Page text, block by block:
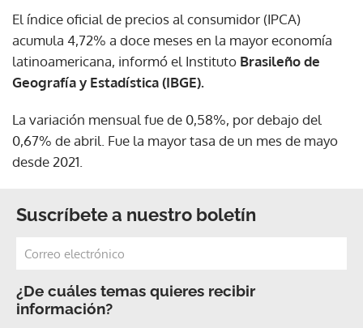
El índice oficial de precios al consumidor (IPCA)
acumula 4,72% a doce meses en la mayor economía
latinoamericana, informó el Instituto Brasileño de
Geografía y Estadística (IBGE).
La variación mensual fue de 0,58%, por debajo del
0,67% de abril. Fue la mayor tasa de un mes de mayo
desde 2021.
Suscríbete a nuestro boletín
¿De cuáles temas quieres recibir
información?